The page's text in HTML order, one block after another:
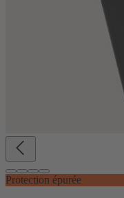
Protection épurée